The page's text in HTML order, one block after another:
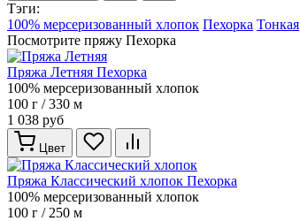
Тэги:
100% мерсеризованный хлопок Пехорка Тонкая
Посмотрите пряжу Пехорка
Пряжа Летняя Пехорка
100% мерсеризованный хлопок
100 г / 330 м
1 038 руб
Цвет
Пряжа Классический хлопок Пехорка
100% мерсеризованный хлопок
100 г / 250 м